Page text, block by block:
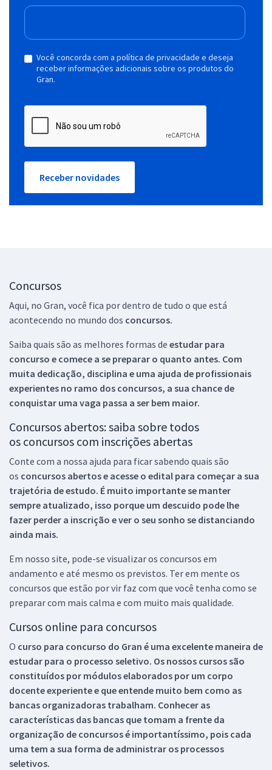
Você concorda com a política de privacidade e deseja
receber informações adicionais sobre os produtos do
Gran.
Receber novidades
Concursos
Aqui, no Gran, você fica por dentro de tudo o que está
acontecendo no mundo dos concursos.
Saiba quais são as melhores formas de estudar para
concurso e comece a se preparar o quanto antes. Com
muita dedicação, disciplina e uma ajuda de profissionais
experientes no ramo dos concursos, a sua chance de
conquistar uma vaga passa a ser bem maior.
Concursos abertos: saiba sobre todos
os concursos com inscrições abertas
Conte com a nossa ajuda para ficar sabendo quais são
os concursos abertos e acesse o edital para começar a sua
trajetória de estudo. É muito importante se manter
sempre atualizado, isso porque um descuido pode lhe
fazer perder a inscrição e ver o seu sonho se distanciando
ainda mais.
Em nosso site, pode-se visualizar os concursos em
andamento e até mesmo os previstos. Ter em mente os
concursos que estão por vir faz com que você tenha como se
preparar com mais calma e com muito mais qualidade.
Cursos online para concursos
O curso para concurso do Gran é uma excelente maneira de
estudar para o processo seletivo. Os nossos cursos são
constituídos por módulos elaborados por um corpo
docente experiente e que entende muito bem como as
bancas organizadoras trabalham. Conhecer as
características das bancas que tomam a frente da
organização de concursos é importantíssimo, pois cada
uma tem a sua forma de administrar os processos
seletivos.